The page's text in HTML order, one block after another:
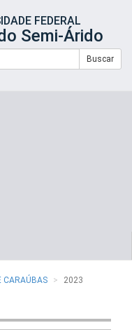
FEDERAL
Semi-Árido
Buscar
CARAÚBAS 2023